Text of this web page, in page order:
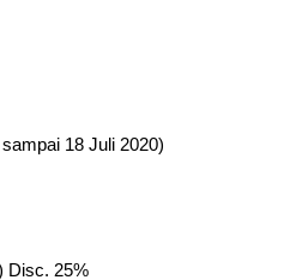
18 Juli 2020)
Disc. 25%